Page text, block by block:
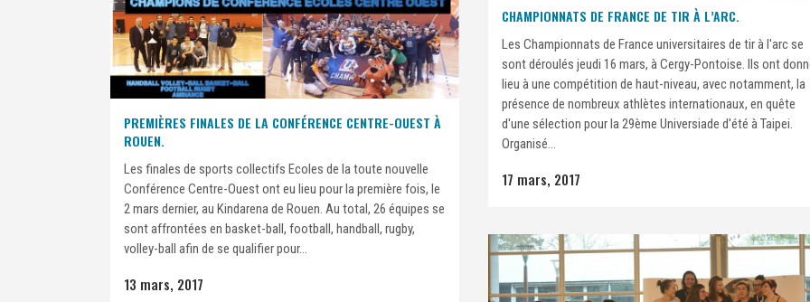
CHAMPIONNATS DE FRANCE DE TIR À L’ARC.
Les Championnats de France universitaires de tir à l'arc se
sont déroulés jeudi 16 mars, à Cergy-Pontoise. Ils ont
lieu à une compétition de haut-niveau, avec notamment, la
présence de nombreux athlètes internationaux, en quête
d'une sélection pour la 29ème Universiade d'été à Taipei.
Organisé...
17 mars, 2017
PREMIÈRES FINALES DE LA CONFÉRENCE CENTRE-OUEST À
ROUEN.
Les finales de sports collectifs Ecoles de la toute nouvelle
Conférence Centre-Ouest ont eu lieu pour la première fois, le
2 mars dernier, au Kindarena de Rouen. Au total, 26 équipes se
sont affrontées en basket-ball, football, handball, rugby,
volley-ball afin de se qualifier pour...
13 mars, 2017